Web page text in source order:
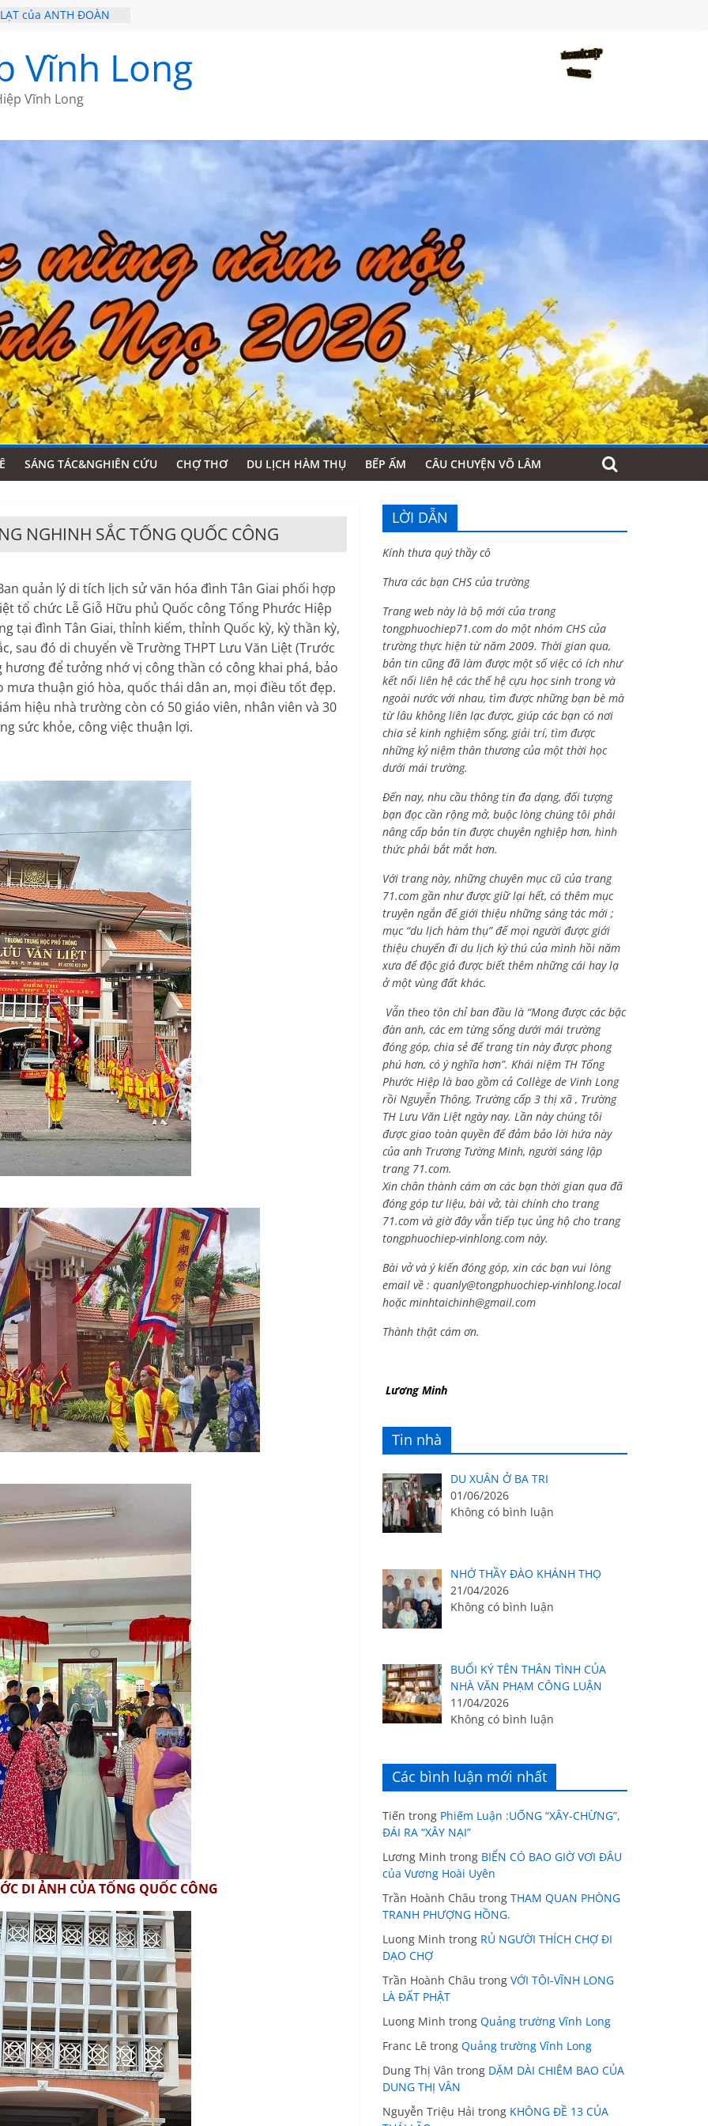
của ANTH ĐOÀN
CỦA THÁI LÃO
BÍCH HÀ
Vĩnh Long
Vĩnh Long
SÁNG TÁC&NGHIÊN CỨU CHỢ THƠ DU LỊCH HÀM THỤ BẾP ẤM CÂU CHUYỆN VÕ LÂM
NGHINH SẮC TỐNG QUỐC CÔNG
quản lý di tích lịch sử văn hóa đình Tân Giai phối hợp
tổ chức Lễ Giỗ Hữu phủ Quốc công Tống Phước Hiệp
tại đình Tân Giai, thỉnh kiếm, thỉnh Quốc kỳ, kỳ thần kỳ,
sau đó di chuyển về Trường THPT Lưu Văn Liệt (Trước
để tưởng nhớ vị công thần có công khai phá, bảo
thuận gió hòa, quốc thái dân an, mọi điều tốt đẹp.
hiệu nhà trường còn có 50 giáo viên, nhân viên và 30
sức khỏe, công việc thuận lợi.
DI ẢNH CỦA TỐNG QUỐC CÔNG
LỜI DẪN
Kính thưa quý thầy cô
Thưa các bạn CHS của trường
Trang web này là bộ mới của trang
tongphuochiep71.com do một nhóm CHS của
trường thực hiện từ năm 2009. Thời gian qua,
bản tin cũng đã làm được một số việc có ích như
kết nối liên hệ các thế hệ cựu học sinh trong và
ngoài nước với nhau, tìm được những bạn bè mà
từ lâu không liên lạc được, giúp các bạn có nơi
chia sẻ kinh nghiệm sống, giải trí, tìm được
những kỷ niệm thân thương của một thời học
dưới mái trường.
Đến nay, nhu cầu thông tin đa dạng, đối tượng
bạn đọc cần rộng mở, buộc lòng chúng tôi phải
nâng cấp bản tin được chuyên nghiệp hơn, hình
thức phải bắt mắt hơn.
Với trang này, những chuyên mục cũ của trang
71.com gần như được giữ lại hết, có thêm mục
truyện ngắn để giới thiệu những sáng tác mới ;
mục “du lịch hàm thụ” để mọi người được giới
thiệu chuyến đi du lịch kỳ thú của mình hồi năm
xưa để độc giả được biết thêm những cái hay lạ
ở một vùng đất khác.
Vẫn theo tôn chỉ ban đầu là “Mong được các bậc
đàn anh, các em từng sống dưới mái trường
đóng góp, chia sẻ để trang tin này được phong
phú hơn, có ý nghĩa hơn”. Khái niệm TH Tống
Phước Hiệp là bao gồm cả Collège de Vinh Long
rồi Nguyễn Thông, Trường cấp 3 thị xã , Trường
TH Lưu Văn Liệt ngày nay. Lần này chúng tôi
được giao toàn quyền để đảm bảo lời hứa này
của anh Trương Tường Minh, người sáng lập
trang 71.com.
Xin chân thành cám ơn các bạn thời gian qua đã
đóng góp tư liệu, bài vở, tài chính cho trang
71.com và giờ đây vẫn tiếp tục ủng hộ cho trang
tongphuochiep-vinhlong.com này.
Bài vở và ý kiến đóng góp, xin các bạn vui lòng
email về : quanly@tongphuochiep-vinhlong.local
hoặcminhtaichinh@gmail.com
Thành thật cám ơn.
Lương Minh
Tin nhà
DU XUÂN Ở BA TRI
01/06/2026
Không có bình luận
NHỚ THẦY ĐÀO KHÁNH THỌ
21/04/2026
Không có bình luận
BUỔI KÝ TÊN THÂN TÌNH CỦA
NHÀ VĂN PHẠM CÔNG LUẬN
11/04/2026
Không có bình luận
Các bình luận mới nhất
Tiến trong Phiếm Luận :UỐNG “XÂY-CHỪNG”,
ĐÁI RA “XÂY NẠI”
Lương Minh trong BIỂN CÓ BAO GIỜ VƠI ĐÂU
của Vương Hoài Uyên
Trần Hoành Châu trong THAM QUAN PHÒNG
TRANH PHƯỢNG HỒNG.
Luong Minh trong RỦ NGƯỜI THÍCH CHỢ ĐI
DẠO CHỢ
Trần Hoành Châu trong VỚI TÔI-VĨNH LONG
LÀ ĐẤT PHẬT
Luong Minh trong Quảng trường Vĩnh Long
Franc Lê trong Quảng trường Vĩnh Long
Dung Thị Vân trong DẶM DÀI CHIÊM BAO CỦA
DUNG THỊ VÂN
Nguyễn Triệu Hải trong KHÔNG ĐỀ 13 CỦA